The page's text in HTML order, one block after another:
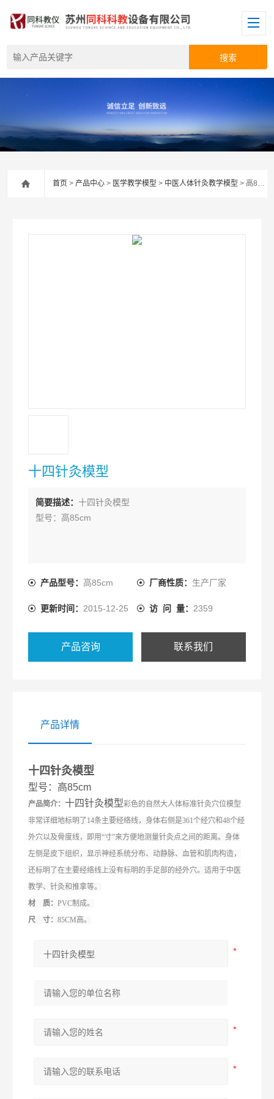
首页 >产品中心 > 医学教学模型 > 中医人体针灸教学模型 > 高85cm十四针灸模型
十四针灸模型
简要描述：十四针灸模型
型号：高85cm
产品型号： 高85cm 厂商性质： 生产厂家
更新时间： 2015-12-25 访 问 量： 2359
产品咨询 联系我们
产品详情
十四针灸模型
型号：高85cm
产品简介： 十四针灸模型彩色的自然大人体标准针灸穴位模型
非常详细地标明了14条主要经络线，身体右侧是361个经穴和48个经
外穴以及骨度线，即用“寸”来方便地测量针灸点之间的距离。身体
左侧是皮下组织，显示神经系统分布、动静脉、血管和肌肉构造，
还标明了在主要经络线上没有标明的手足部的经外穴。适用于中医
教学、针灸和推拿等。
材 质：PVC制成。
尺 寸：85CM高。